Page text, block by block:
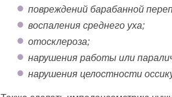
повреждений барабанной
воспаления среднего уха;
отосклероза;
нарушения работы или
нарушения целостности